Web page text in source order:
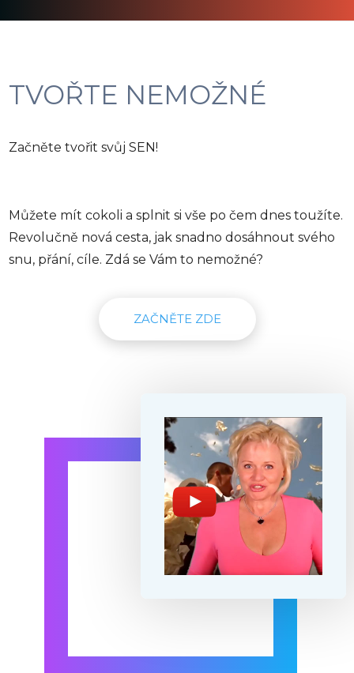
TVOŘTE NEMOŽNÉ
Začněte tvořit svůj SEN!
Můžete mít cokoli a splnit si vše po čem dnes toužíte.
Revolučně nová cesta, jak snadno dosáhnout svého
snu, přání, cíle. Zdá se Vám to nemožné?
ZAČNĚTE ZDE